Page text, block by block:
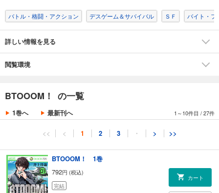
バトル・格闘・アクション デスゲーム＆サバイバル ＳＦ バイト・フ
詳しい情報を見る
閲覧環境
BTOOOM！ の一覧
1巻へ 最新刊へ 1～10件目 /27件
<< < 1 2 3 ・ > >>
BTOOOM！ 1巻
792円 (税込)
完結
カート